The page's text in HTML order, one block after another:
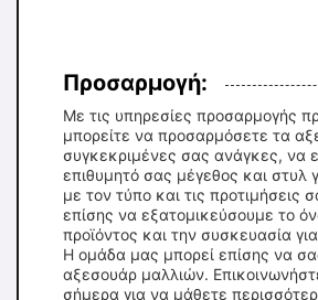
Προσαρμογή:
Με τις υπηρεσίες προσαρμογής
μπορείτε να προσαρμόσετε τα
συγκεκριμένες σας ανάγκες, να
επιθυμητό σας μέγεθος και στυλ
με τον τύπο και τις προτιμήσεις
επίσης να εξατομικεύσουμε το
προϊόντος και την συσκευασία
Η ομάδα μας μπορεί επίσης να
αξεσουάρ μαλλιών.
σήμερα για να μάθετε